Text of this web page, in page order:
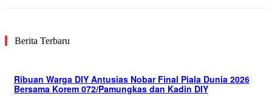
Berita Terbaru
Ribuan Warga DIY Antusias Nobar Final Piala Dunia 2026
Bersama Korem 072/Pamungkas dan Kadin DIY